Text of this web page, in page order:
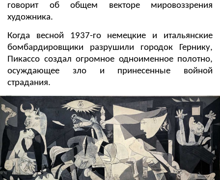
говорит об общем векторе мировоззрения
художника.
Когда весной 1937-го немецкие и итальянские
бомбардировщики разрушили городок Гернику,
Пикассо создал огромное одноименное полотно,
осуждающее зло и принесенные войной
страдания.